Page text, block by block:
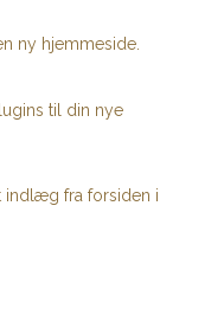
ny hjemmeside.
til din nye
indlæg fra forsiden i